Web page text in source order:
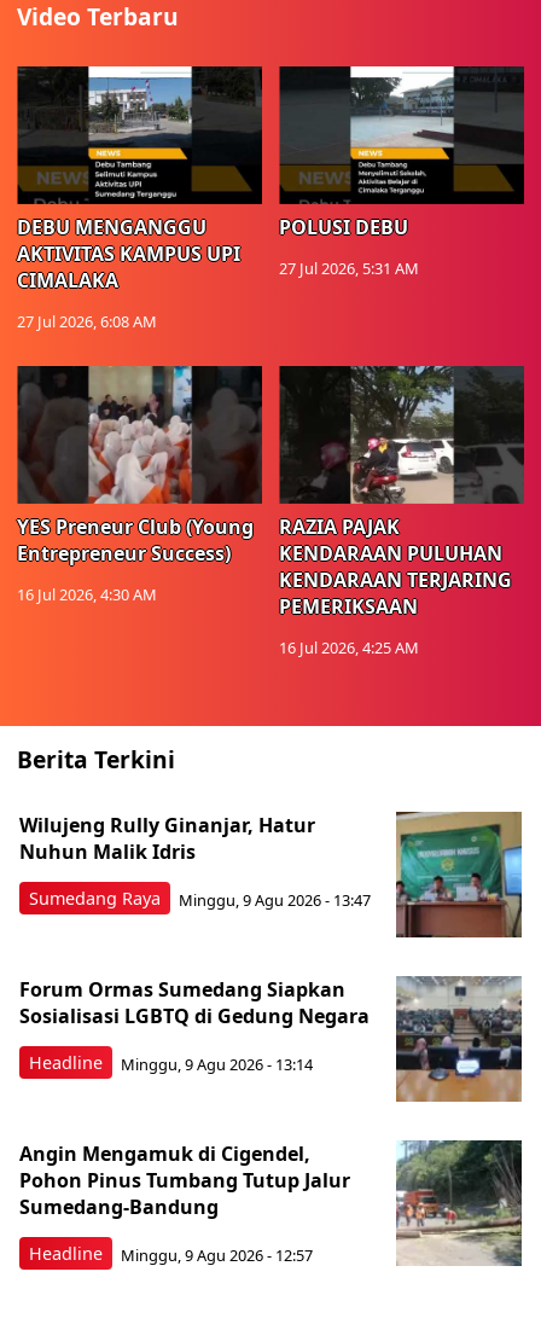
Video Terbaru
DEBU MENGANGGU
AKTIVITAS KAMPUS UPI
CIMALAKA
27 Jul 2026, 6:08 AM
POLUSI DEBU
27 Jul 2026, 5:31 AM
YES Preneur Club (Young
Entrepreneur Success)
16 Jul 2026, 4:30 AM
RAZIA PAJAK
KENDARAAN PULUHAN
KENDARAAN TERJARING
PEMERIKSAAN
16 Jul 2026, 4:25 AM
Berita Terkini
Sumedang Raya
Wilujeng Rully Ginanjar, Hatur
Nuhun Malik Idris
Minggu, 9 Agu 2026 - 13:47
Headline
Forum Ormas Sumedang Siapkan
Sosialisasi LGBTQ di Gedung Negara
Minggu, 9 Agu 2026 - 13:14
Headline
Angin Mengamuk di Cigendel,
Pohon Pinus Tumbang Tutup Jalur
Sumedang-Bandung
Minggu, 9 Agu 2026 - 12:57